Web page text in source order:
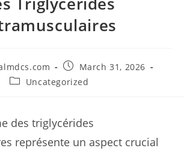
Post
published:
March 31, 2026
PostUncategorized
des triglycérides
représente un aspect crucial